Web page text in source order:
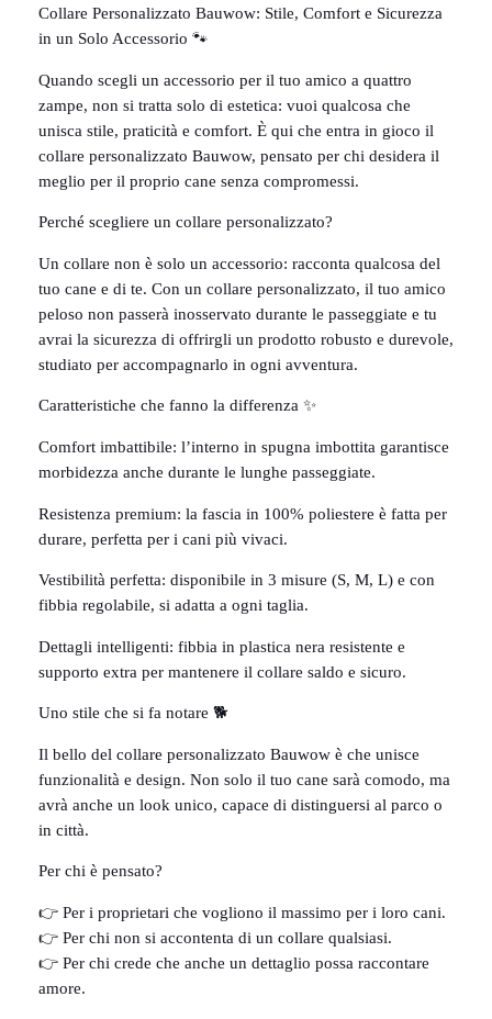
Collare Personalizzato Bauwow: Stile, Comfort e Sicurezza
in un Solo Accessorio 🐾
Quando scegli un accessorio per il tuo amico a quattro
zampe, non si tratta solo di estetica: vuoi qualcosa che
unisca stile, praticità e comfort. È qui che entra in gioco il
collare personalizzato Bauwow, pensato per chi desidera il
meglio per il proprio cane senza compromessi.
Perché scegliere un collare personalizzato?
Un collare non è solo un accessorio: racconta qualcosa del
tuo cane e di te. Con un collare personalizzato, il tuo amico
peloso non passerà inosservato durante le passeggiate e tu
avrai la sicurezza di offrirgli un prodotto robusto e durevole,
studiato per accompagnarlo in ogni avventura.
Caratteristiche che fanno la differenza ✨
Comfort imbattibile: l’interno in spugna imbottita garantisce
morbidezza anche durante le lunghe passeggiate.
Resistenza premium: la fascia in 100% poliestere è fatta per
durare, perfetta per i cani più vivaci.
Vestibilità perfetta: disponibile in 3 misure (S, M, L) e con
fibbia regolabile, si adatta a ogni taglia.
Dettagli intelligenti: fibbia in plastica nera resistente e
supporto extra per mantenere il collare saldo e sicuro.
Uno stile che si fa notare 🐕
Il bello del collare personalizzato Bauwow è che unisce
funzionalità e design. Non solo il tuo cane sarà comodo, ma
avrà anche un look unico, capace di distinguersi al parco o
in città.
Per chi è pensato?
👉 Per i proprietari che vogliono il massimo per i loro cani.
👉 Per chi non si accontenta di un collare qualsiasi.
👉 Per chi crede che anche un dettaglio possa raccontare
amore.